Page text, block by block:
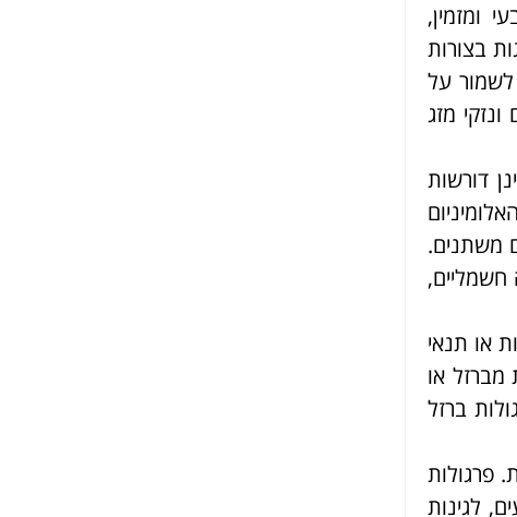
ומזמין,
בצורות
על
מזג
דורשות
משתנים.
חשמליים,
או תנאי
מברזל או
ברזל
פרגולות
לגינות